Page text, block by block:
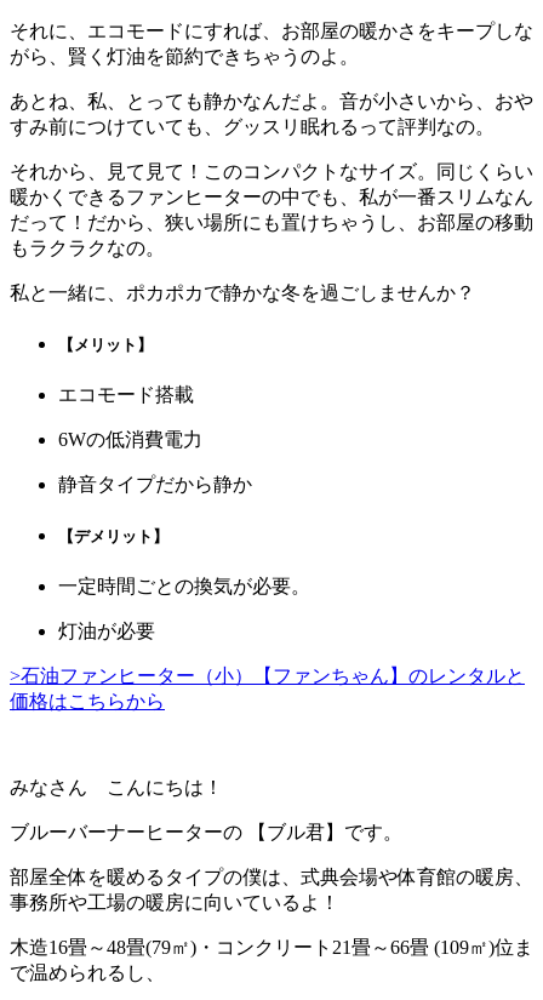
それに、エコモードにすれば、お部屋の暖かさをキープしな
がら、賢く灯油を節約できちゃうのよ。
あとね、私、とっても静かなんだよ。音が小さいから、おや
すみ前につけていても、グッスリ眠れるって評判なの。
それから、見て見て！このコンパクトなサイズ。同じくらい
暖かくできるファンヒーターの中でも、私が一番スリムなん
だって！だから、狭い場所にも置けちゃうし、お部屋の移動
もラクラクなの。
私と一緒に、ポカポカで静かな冬を過ごしませんか？
【メリット】
エコモード搭載
6Wの低消費電力
静音タイプだから静か
【デメリット】
一定時間ごとの換気が必要。
灯油が必要
>石油ファンヒーター（小）【ファンちゃん】のレンタルと
価格はこちらから
みなさん こんにちは！
ブルーバーナーヒーターの 【ブル君】 です。
部屋全体を暖めるタイプの僕は、式典会場や体育館の暖房、
事務所や工場の暖房に向いているよ！
木造16畳～48畳(79㎡)・コンクリート21畳～66畳 (109㎡)位ま
で温められるし、